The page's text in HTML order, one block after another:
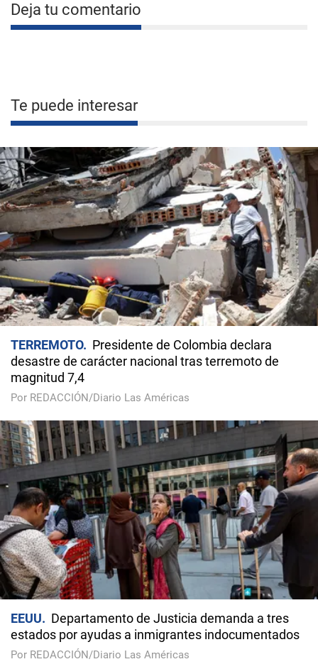
Deja tu comentario
Te puede interesar
TERREMOTO
Presidente de Colombia declara
desastre de carácter nacional tras terremoto de
magnitud 7,4
Por REDACCIÓN/Diario Las Américas
EEUU
Departamento de Justicia demanda a tres
estados por ayudas a inmigrantes indocumentados
Por REDACCIÓN/Diario Las Américas